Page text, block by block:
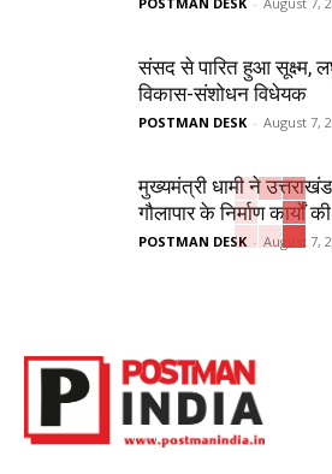
संसद से पारित हुआ सूक्ष्म,
विकास-संशोधन विधेयक
POSTMAN DESK - August 7,
मुख्यमंत्री धामी ने उत्तराखंड
गौलापार के निर्माण कार्यों
POSTMAN DESK - August 7,